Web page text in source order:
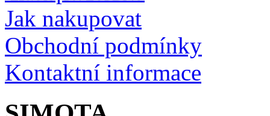
Jak nakupovat
Obchodní podmínky
Kontaktní informace